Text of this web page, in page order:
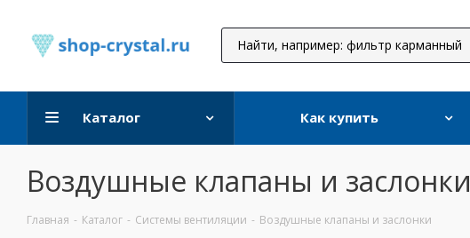
Каталог Как купить
Воздушные клапаны и заслонки
Главная - Каталог - Системы вентиляции - Воздушные клапаны и заслонки